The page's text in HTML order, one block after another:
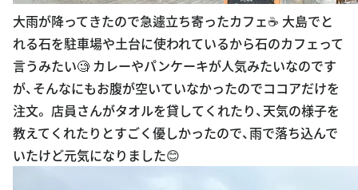
大雨が降ってきたので急遽立ち寄ったカフェ☕️ 大島でと
れる石を駐車場や土台に使われているから石のカフェって
言うみたい🧐 カレーやパンケーキが人気みたいなのです
が、そんなにもお腹が空いていなかったのでココアだけを
注文。 店員さんがタオルを貸してくれたり、天気の様子を
教えてくれたりとすごく優しかったので、雨で落ち込んで
いたけど元気になりました😊